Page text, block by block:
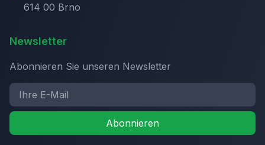
614 00 Brno
Newsletter
Abonnieren Sie unseren Newsletter
Abonnieren